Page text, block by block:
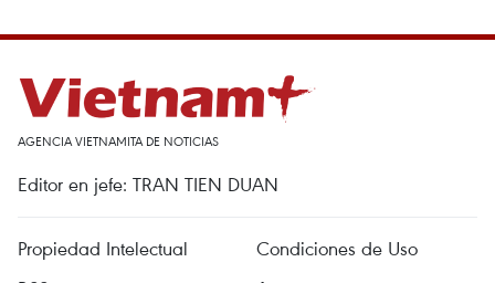
AGENCIA VIETNAMITA DE NOTICIAS
Editor en jefe: TRAN TIEN DUAN
Propiedad Intelectual
Condiciones de Uso